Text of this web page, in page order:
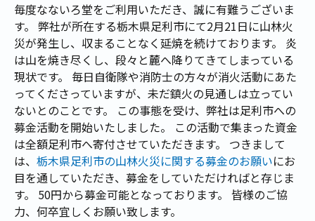
毎度なないろ堂をご利用いただき、誠に有難うございま
す。 弊社が所在する栃木県足利市にて2月21日に山林火
災が発生し、収まることなく延焼を続けております。 炎
は山を焼き尽くし、段々と麓へ降りてきてしまっている
現状です。 毎日自衛隊や消防士の方々が消火活動にあた
ってくださっていますが、未だ鎮火の見通しは立ってい
ないとのことです。 この事態を受け、弊社は足利市への
募金活動を開始いたしました。 この活動で集まった資金
は全額足利市へ寄付させていただきます。 つきまして
は、 栃木県足利市の山林火災に関する募金のお願いにお
目を通していただき、募金をしていただければと存じま
す。 50円から募金可能となっております。 皆様のご協
力、何卒宜しくお願い致します。